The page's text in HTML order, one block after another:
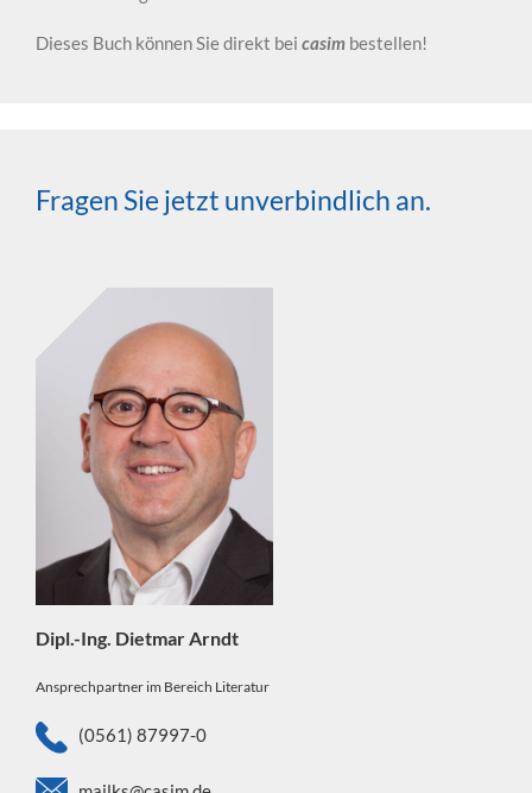
Dieses Buch können Sie direkt bei casim bestellen!
Fragen Sie jetzt unverbindlich an.
Dipl.-Ing. Dietmar Arndt
Ansprechpartner im Bereich Literatur
(0561) 87997-0